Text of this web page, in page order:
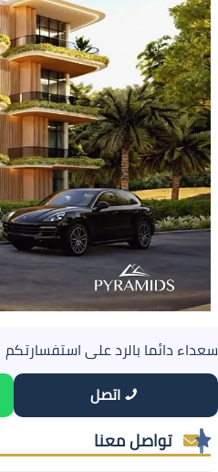
سعداء دائما بالرد على استفسارتكم
اتصل
تواصل معنا